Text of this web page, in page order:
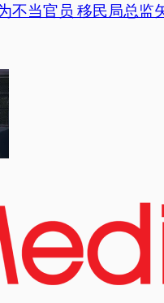
不当官员 移民局总监